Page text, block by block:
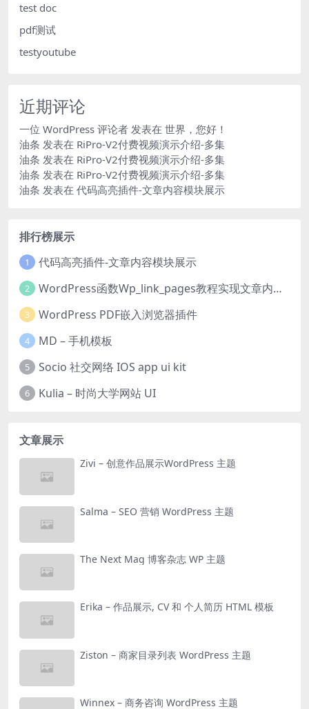
test doc
pdf测试
testyoutube
近期评论
一位 WordPress 评论者 发表在 世界，您好！
油条 发表在 RiPro-V2付费视频演示介绍-多集
油条 发表在 RiPro-V2付费视频演示介绍-多集
油条 发表在 RiPro-V2付费视频演示介绍-多集
油条 发表在 代码高亮插件-文章内容模块展示
排行榜展示
1 代码高亮插件-文章内容模块展示
2 WordPress函数Wp_link_pages教程实现文章内容分页
3 WordPress PDF嵌入浏览器插件
4 MD – 手机模板
5 Socio 社交网络 IOS app ui kit
6 Kulia – 时尚大学网站 UI
文章展示
Zivi – 创意作品展示WordPress 主题
Salma – SEO 营销 WordPress 主题
The Next Mag 博客杂志 WP 主题
Erika – 作品展示, CV 和 个人简历 HTML 模板
Ziston – 商家目录列表 WordPress 主题
Winnex – 商务咨询 WordPress 主题